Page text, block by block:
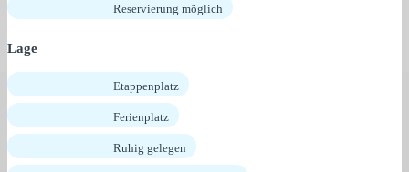
Reservierung möglich
Lage
Etappenplatz
Ferienplatz
Ruhig gelegen